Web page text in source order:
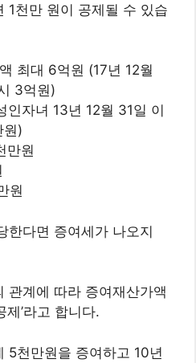
1천만 원이 공제될 수 있습
최대 6억원 (17년 12월
3억원)
인자녀 13년 12월 31일 이
원)
만원
원
한다면 증여세가 나오지
관계에 따라 증여재산가액
제’라고 합니다.
5천만원을 증여하고 10년